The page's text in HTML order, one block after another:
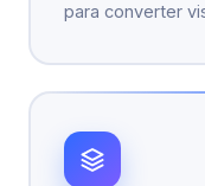
para converter